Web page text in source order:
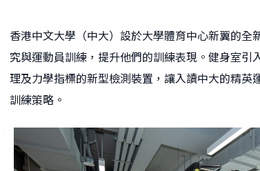
香港中文大學（中大）設於大學體育中心新翼的全
究與運動員訓練，提升他們的訓練表現。健身室引
理及力學指標的新型檢測裝置，讓入讀中大的精英
訓練策略。